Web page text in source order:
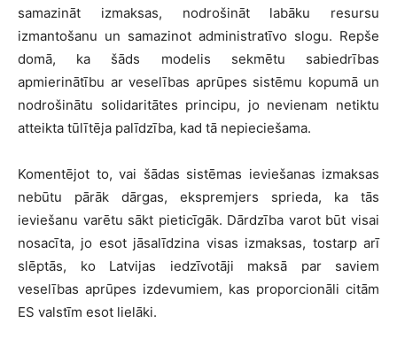
samazināt izmaksas, nodrošināt labāku resursu
izmantošanu un samazinot administratīvo slogu. Repše
domā, ka šāds modelis sekmētu sabiedrības
apmierinātību ar veselības aprūpes sistēmu kopumā un
nodrošinātu solidaritātes principu, jo nevienam netiktu
atteikta tūlītēja palīdzība, kad tā nepieciešama.
Komentējot to, vai šādas sistēmas ieviešanas izmaksas
nebūtu pārāk dārgas, ekspremjers sprieda, ka tās
ieviešanu varētu sākt pieticīgāk. Dārdzība varot būt visai
nosacīta, jo esot jāsalīdzina visas izmaksas, tostarp arī
slēptās, ko Latvijas iedzīvotāji maksā par saviem
veselības aprūpes izdevumiem, kas proporcionāli citām
ES valstīm esot lielāki.